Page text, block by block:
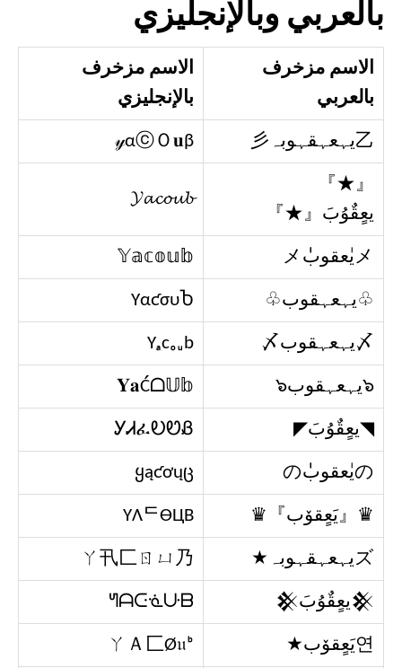
بالعربي وبالإنجليزي
الاسم مزخرف
بالعربي
الاسم مزخرف
بالإنجليزي
乙يہعہقہوبہ彡 𝓎αⓒＯ𝐮β
『★』
يعٍقٌوُبَ『★』
𝓨𝓪𝓬𝓸𝓾𝓫
メيٰعقوبٰٰメ 𝕐𝕒𝕔𝕠𝕦𝕓
♧يہعہقوب♧ YαƈσυႦ
〆يہعہقوب〆 Yₐcₒᵤb
๖يہعہقوب๖ 𝐘𝐚Ćᗝ𝕌𝕓
◥يعٍقٌوُبَ◤​ ᎩᏗፈᎧᏬᏰ
のيٰعقوبٰٰの ყąƈơųც
♛『يَعٍقۆب』♛ YΛᄃӨЦB
ズيہعہقہوبہ★ ㄚ卂匚ㄖㄩ乃
𒆜يعٍقٌوُبَ𒆜 ᖻᗩᑢᓍᑘᗷ
연يَعٍقۆب★ ㄚＡ匚Ø𝔲ᵇ